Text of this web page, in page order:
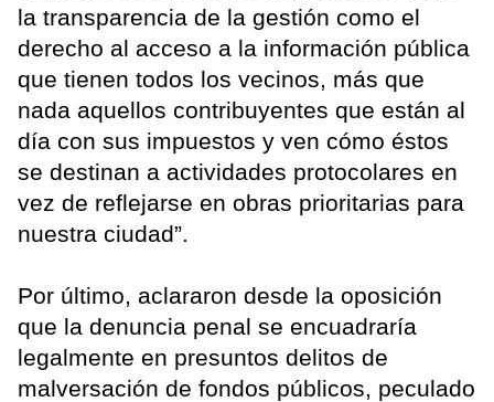
la transparencia de la gestión como el
derecho al acceso a la información pública
que tienen todos los vecinos, más que
nada aquellos contribuyentes que están al
día con sus impuestos y ven cómo éstos
se destinan a actividades protocolares en
vez de reflejarse en obras prioritarias para
nuestra ciudad”.
Por último, aclararon desde la oposición
que la denuncia penal se encuadraría
legalmente en presuntos delitos de
malversación de fondos públicos, peculado